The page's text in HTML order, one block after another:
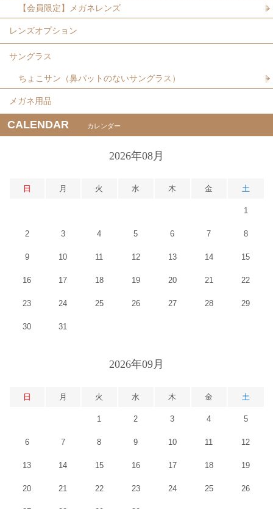
【会員限定】メガネレンズ
レンズオプション
サングラス
ちょこサン（鼻パットのないサングラス）
メガネ用品
CALENDAR カレンダー
2026年08月
日 月 火 水 木 金 土
1
2 3 4 5 6 7 8
9 10 11 12 13 14 15
16 17 18 19 20 21 22
23 24 25 26 27 28 29
30 31
2026年09月
日 月 火 水 木 金 土
1 2 3 4 5
6 7 8 9 10 11 12
13 14 15 16 17 18 19
20 21 22 23 24 25 26